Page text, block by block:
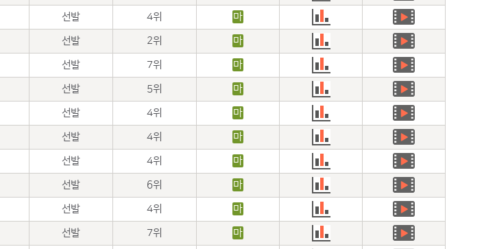
선발 4위 마
선발 2위 마
선발 7위 마
선발 5위 마
선발 4위 마
선발 4위 마
선발 4위 마
선발 6위 마
선발 4위 마
선발 7위 마